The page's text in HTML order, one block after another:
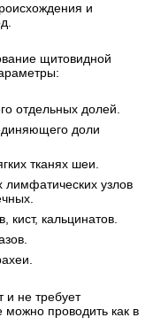
и
щитовидной
отдельных долей.
доли
тканях шеи.
узлов
кист, кальцинатов.
и не требует
можно проводить как в